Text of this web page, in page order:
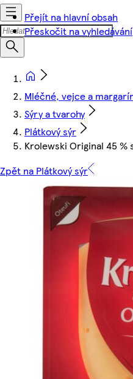
Přejít na hlavní obsah
Přeskočit na vyhledávání
Mléčné, vejce a
Sýry a tvarohy
Plátkový sýr
Krolewski Original 45 %
Zpět na Plátkový sýr